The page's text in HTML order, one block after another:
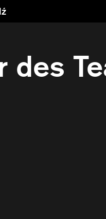
des